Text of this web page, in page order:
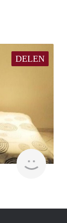
DELEN
finder